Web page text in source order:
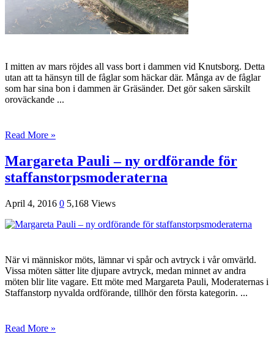
I mitten av mars röjdes all vass bort i dammen vid Knutsborg. Detta
utan att ta hänsyn till de fåglar som häckar där. Många av de fåglar
som har sina bon i dammen är Gräsänder. Det gör saken särskilt
oroväckande ...
Read More »
Margareta Pauli – ny ordförande för
staffanstorpsmoderaterna
April 4, 2016 0 5,168 Views
När vi människor möts, lämnar vi spår och avtryck i vår omvärld.
Vissa möten sätter lite djupare avtryck, medan minnet av andra
möten blir lite vagare. Ett möte med Margareta Pauli, Moderaternas i
Staffanstorp ny­valda ordförande, tillhör den första kategorin. ...
Read More »